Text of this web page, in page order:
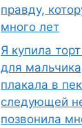
правду,
много лет
Я купила
для
плакала в
следующей
позвонила